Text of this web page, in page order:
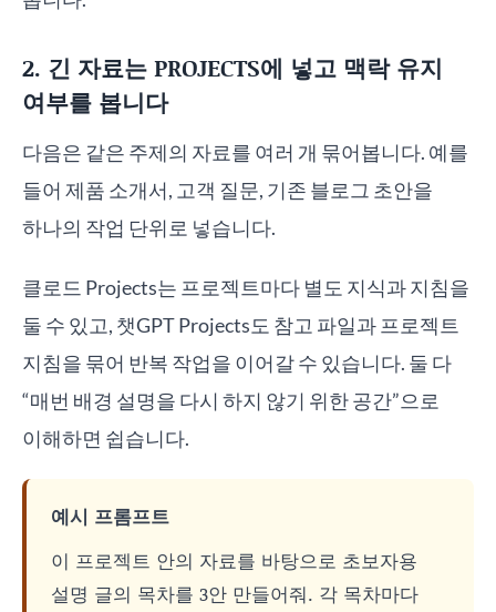
2. 긴 자료는 PROJECTS에 넣고 맥락 유지
여부를 봅니다
다음은 같은 주제의 자료를 여러 개 묶어봅니다. 예를
들어 제품 소개서, 고객 질문, 기존 블로그 초안을
하나의 작업 단위로 넣습니다.
클로드 Projects는 프로젝트마다 별도 지식과 지침을
둘 수 있고, 챗GPT Projects도 참고 파일과 프로젝트
지침을 묶어 반복 작업을 이어갈 수 있습니다. 둘 다
“매번 배경 설명을 다시 하지 않기 위한 공간”으로
이해하면 쉽습니다.
예시 프롬프트
이 프로젝트 안의 자료를 바탕으로 초보자용
설명 글의 목차를 3안 만들어줘. 각 목차마다